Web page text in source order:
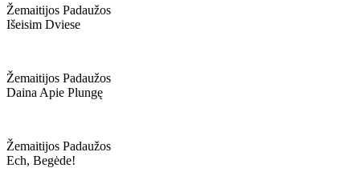
Žemaitijos Padaužos
Išeisim Dviese
Žemaitijos Padaužos
Daina Apie Plungę
Žemaitijos Padaužos
Ech, Begėde!